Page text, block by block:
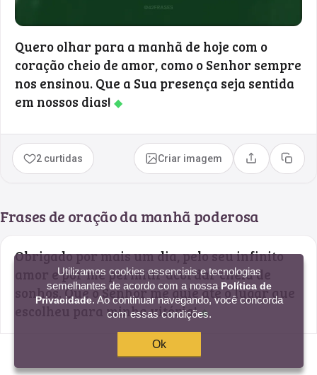
Quero olhar para a manhã de hoje com o
coração cheio de amor, como o Senhor sempre
nos ensinou. Que a Sua presença seja sentida
em nossos dias! ◆
2 curtidas Criar imagem Compartilhar
Copiar
Frases de oração da manhã poderosa
Obrigado por mais um dia, pelo seu infinito
amor e por me permitir acordar cheia de
sonhos. Que o Senhor me guie até o lugar que
escolheu para minha vitória!◆
6 curtidas Criar imagem Compartilhar
Copiar
Utilizamos cookies essenciais e tecnologias
semelhantes de acordo com a nossa Política de
Privacidade. Ao continuar navegando, você concorda
com essas condições.
Ok